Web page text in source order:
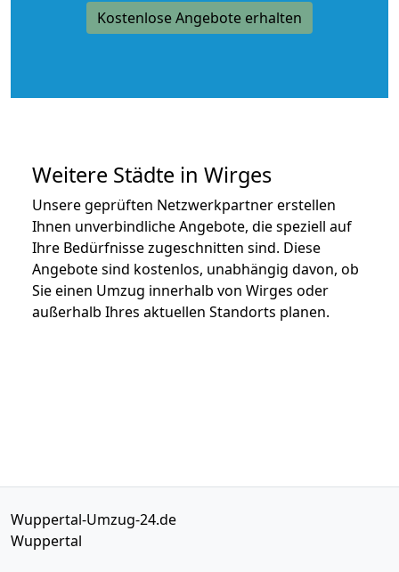
Kostenlose Angebote erhalten
Weitere Städte in Wirges
Unsere geprüften Netzwerkpartner erstellen
Ihnen unverbindliche Angebote, die speziell auf
Ihre Bedürfnisse zugeschnitten sind. Diese
Angebote sind kostenlos, unabhängig davon, ob
Sie einen Umzug innerhalb von Wirges oder
außerhalb Ihres aktuellen Standorts planen.
Wuppertal-Umzug-24.de
Wuppertal